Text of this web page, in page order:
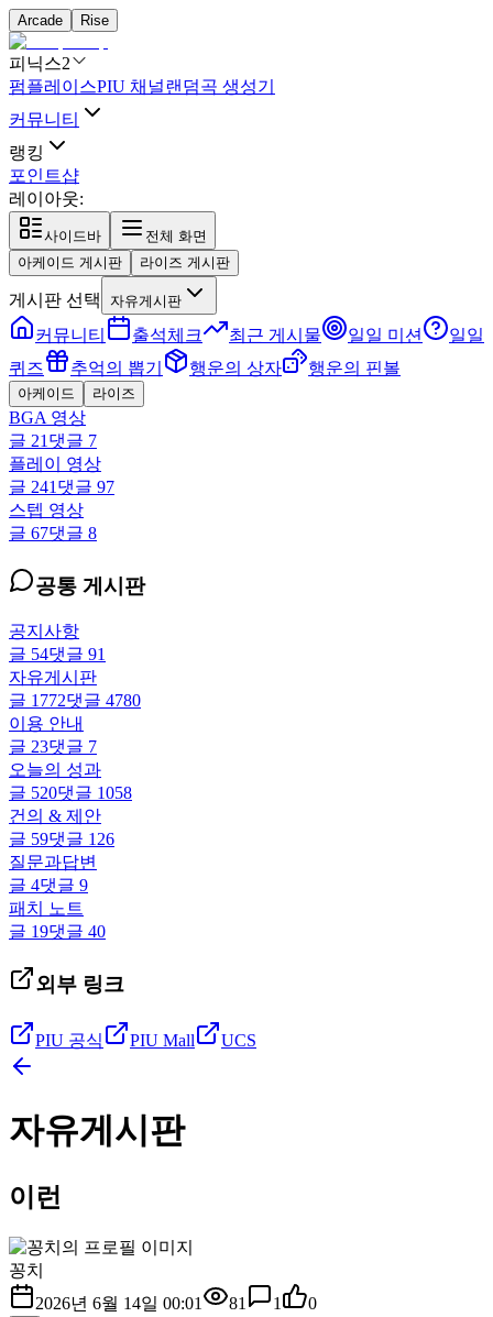
Arcade Rise
피닉스2
펌플레이스PIU 채널랜덤곡 생성기
커뮤니티
랭킹
포인트샵
레이아웃:
사이드바
전체 화면
아케이드 게시판
라이즈 게시판
게시판 선택 자유게시판
커뮤니티 출석체크 최근 게시물 일일 미션
일일
퀴즈
추억의 뽑기 행운의 상자 행운의 핀볼
아케이드 라이즈
BGA 영상
글 21 댓글 7
플레이 영상
글 241 댓글 97
스텝 영상
글 67댓글 8
공통 게시판
공지사항
글 54댓글 91
자유게시판
글 1772댓글 4780
이용 안내
글 23댓글 7
오늘의 성과
글 520댓글 1058
건의 & 제안
글 59댓글 126
질문과답변
글 4댓글 9
패치 노트
글 19댓글 40
외부 링크
PIU 공식 PIU Mall UCS
자유게시판
이런
꽁치
2026년 6월 14일 00:01
81 1 0